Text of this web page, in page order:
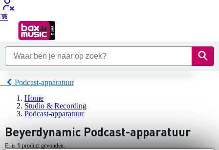
Podcast-apparatuur
Home
Studio & Recording
Podcast-apparatuur
Beyerdynamic Podcast-apparatuur
Er is 1product gevonden.